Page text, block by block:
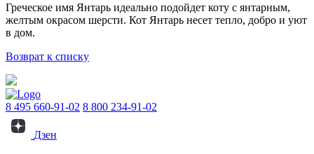
Греческое имя Янтарь идеально подойдет коту с янтарным,
желтым окрасом шерсти. Кот Янтарь несет тепло, добро и уют
в дом.
Возврат к списку
8 495 660-91-02 8 800 234-91-02
Дзен